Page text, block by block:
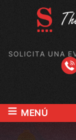
SOLICITA UNA
≡ MENÚ